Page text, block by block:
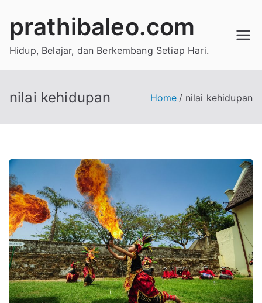
content
prathibaleo.com
Hidup, Belajar, dan Berkembang Setiap Hari.
nilai kehidupan Home nilai kehidupan